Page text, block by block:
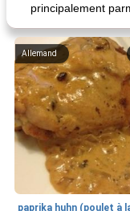
principalement
Allemand